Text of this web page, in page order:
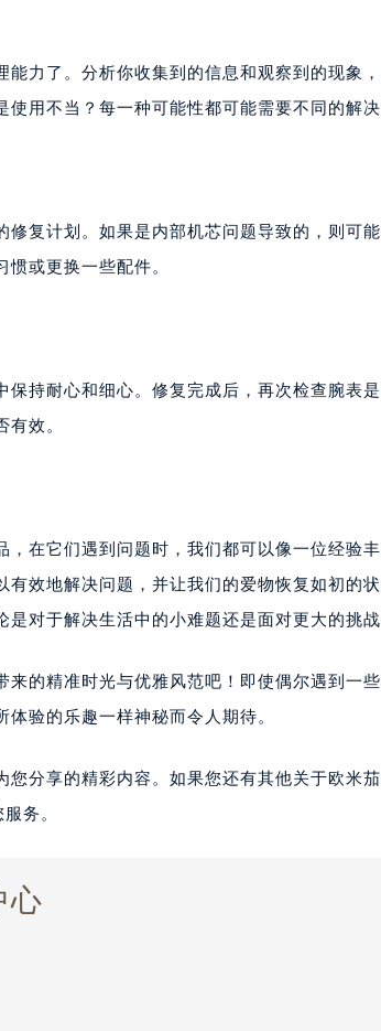
能力了。分析你收集到的信息和观察到的现象
用不当？每一种可能性都可能需要不同的解决
修复计划。如果是内部机芯问题导致的，则可
或更换一些配件。
保持耐心和细心。修复完成后，再次检查腕表
效。
，在它们遇到问题时，我们都可以像一位经验
有效地解决问题，并让我们的爱物恢复如初的
对于解决生活中的小难题还是面对更大的挑战
来的精准时光与优雅风范吧！即使偶尔遇到一
验的乐趣一样神秘而令人期待。
您分享的精彩内容。如果您还有其他关于欧米
务。
心